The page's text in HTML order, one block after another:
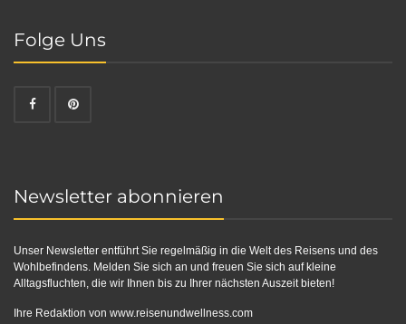
Folge Uns
Newsletter abonnieren
Unser Newsletter entführt Sie regelmäßig in die Welt des Reisens und des
Wohlbefindens. Melden Sie sich an und freuen Sie sich auf kleine
Alltagsfluchten, die wir Ihnen bis zu Ihrer nächsten Auszeit bieten!
Ihre Redaktion von www.reisenundwellness.com